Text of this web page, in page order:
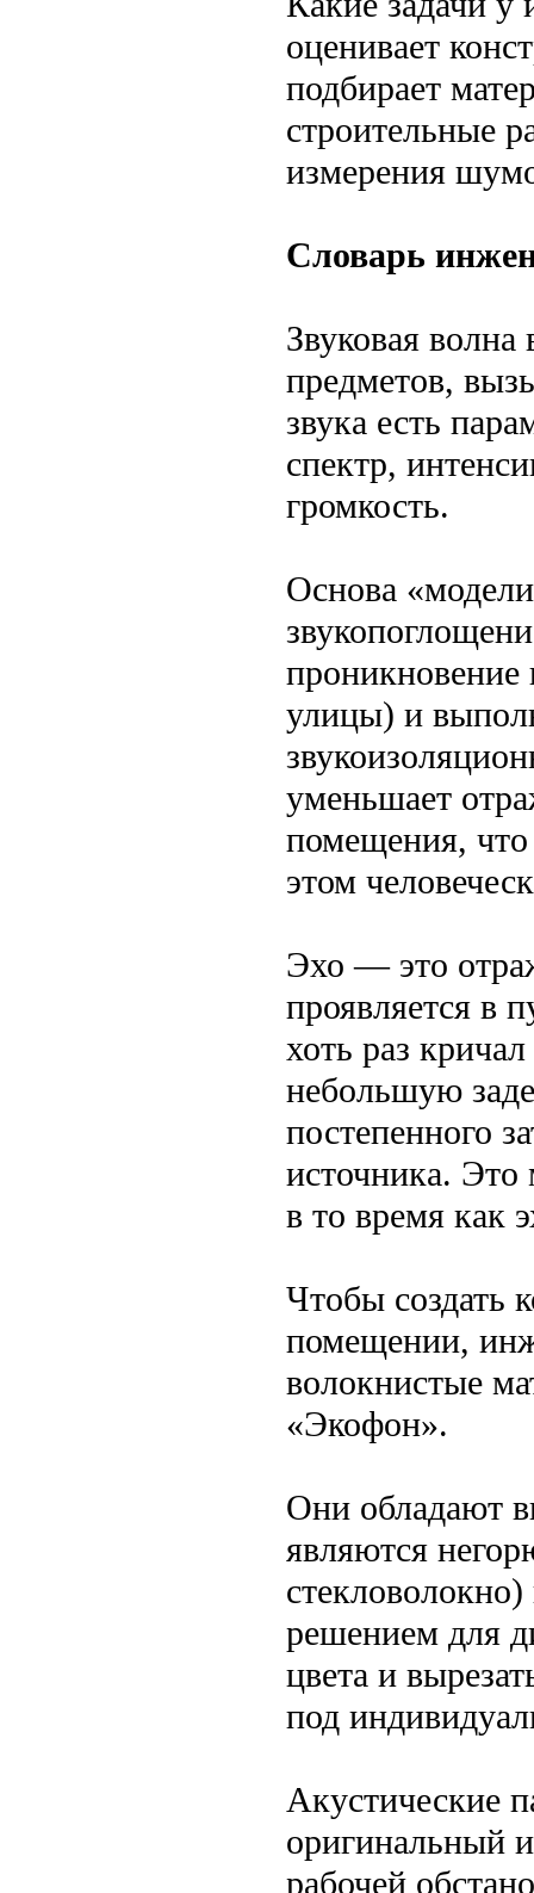
оценивает
подбирает
строительные
измерения
Словарь
Звуковая волна
предметов,
звука есть
спектр,
громкость.
Основа
улицы) и
уменьшает
помещения,
этом
Эхо — это
проявляется в
хоть раз
небольшую
постепенного
источника.
в то время как
Чтобы создать
помещении,
волокнистые
«Экофон».
Они обладают
являются
решением для
цвета и
под
Акустические
оригинальный
рабочей